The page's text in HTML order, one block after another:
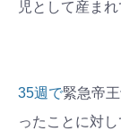
児として産ま
35週で緊急帝
ったことに対